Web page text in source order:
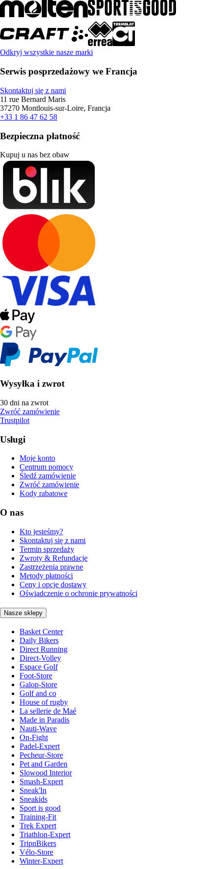
Odkryj wszystkie nasze marki
Serwis posprzedażowy we Francja
Skontaktuj się z nami
11 rue Bernard Maris
37270 Montlouis-sur-Loire, Francja
+33 1 86 47 62 58
Bezpieczna płatność
Kupuj u nas bez obaw
Wysyłka i zwrot
30 dni na zwrot
Zwróć zamówienie
Trustpilot
Usługi
Moje konto
Centrum pomocy
Śledź zamówienie
Zwróć zamówienie
Kody rabatowe
O nas
Kto jesteśmy?
Skontaktuj się z nami
Termin sprzedaży
Zwroty & Refundacje
Zastrzeżenia prawne
Metody płatności
Ceny i opcje dostawy
Oświadczenie o ochronie prywatności
Nasze sklepy
Basket Center
Daily Bikers
Direct Running
Direct-Volley
Espace Golf
Foot-Store
Galop-Store
Golf and co
House of rugby
La sellerie de Maé
Made in Paradis
Nauti-Wave
On-Fight
Padel-Expert
Pecheur-Store
Pet and Garden
Slowood Interior
Smash-Expert
Sneak'In
Sneakids
Sport is good
Training-Fit
Trek Expert
Triathlon-Expert
TripnBikers
Vélo-Store
Winter-Expert